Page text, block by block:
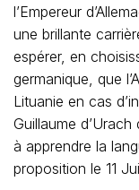
l’Empereur
une brillante
espérer, en
germanique, que
Lituanie en cas
Guillaume
à apprendre la
proposition le 11